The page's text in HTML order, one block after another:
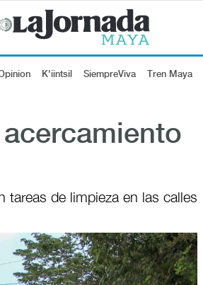
K'iintsil SiempreViva Tren Maya
tareas de limpieza en las calles